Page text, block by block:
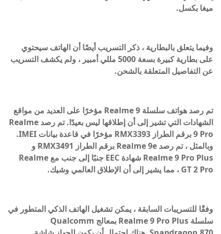
ميغا بكسل.
وفيما يتعلق بالبطارية ، ذكر التسريب أيضًا أن الهاتف سيحتوي
على بطارية كبيرة بسعة 5000 مللي أمبير ، ولم يكشف التسريب
عن التفاصيل المتعلقة بالشحن.
تم رصد هواتف سلسلة Realme 9 مؤخرًا على العديد من مواقع
الشهادات التي تشير إلى أن إطلاقها ليس بعيدًا. تم رصد Realme
9 Pro برقم الطراز RMX3393 مؤخرًا في قاعدة بيانات IMEI.
وبالمثل ، تم رصد Realme 9e برقم الطراز RMX3491 و
Realme 9 Pro Plus شهادة EEC جنبًا إلى جنب مع Realme
GT 2 Pro ، مما يشير إلى أن الإطلاق العالمي وشيك.
وفقًا للتسريبات السابقة ، يمكن تشغيل الهاتف الذكي المتطور في
سلسلة Realme 9 Pro Plus بمعالج Qualcomm